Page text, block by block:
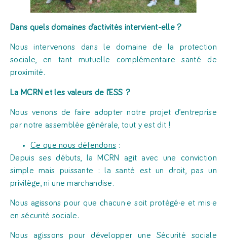
Dans quels domaines d’activités intervient-elle ?
Nous intervenons dans le domaine de la protection
sociale, en tant mutuelle complémentaire santé de
proximité.
La MCRN et les valeurs de l’ESS ?
Nous venons de faire adopter notre projet d’entreprise
par notre assemblée générale, tout y est dit !
Ce que nous défendons :
Depuis ses débuts, la MCRN agit avec une conviction
simple mais puissante : la santé est un droit, pas un
privilège, ni une marchandise.
Nous agissons pour que chacun·e soit protégé·e et mis·e
en sécurité sociale.
Nous agissons pour développer une Sécurité sociale